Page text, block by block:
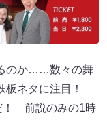
のか……数々の舞
板ネタに注目！
！ 前説のみの1時